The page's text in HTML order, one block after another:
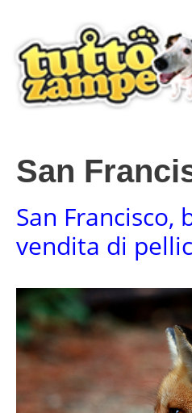
contenuto
San
San Francisco,
vendita di